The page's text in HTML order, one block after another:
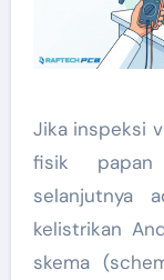
Jika inspeksi
fisik papan
selanjutnya
kelistrikan
skema